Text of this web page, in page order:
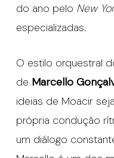
do ano pelo New
especializadas.
O estilo orquestral
de Marcello
ideias de Moacir
própria condução
um diálogo